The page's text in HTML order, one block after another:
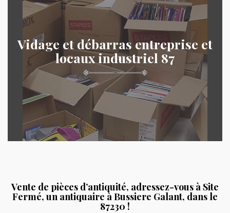
Vidage et débarras entreprise et
locaux industriel 87
Vente de pièces d’antiquité, adressez-vous à Site
Fermé, un antiquaire à Bussiere Galant, dans le
87230 !